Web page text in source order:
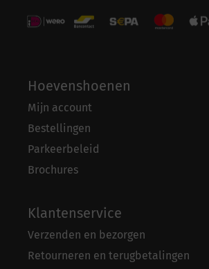
Hoevenshoenen
Mijn account
Bestellingen
Parkeerbeleid
Brochures
Klantenservice
Verzenden en bezorgen
Retourneren en terugbetalingen